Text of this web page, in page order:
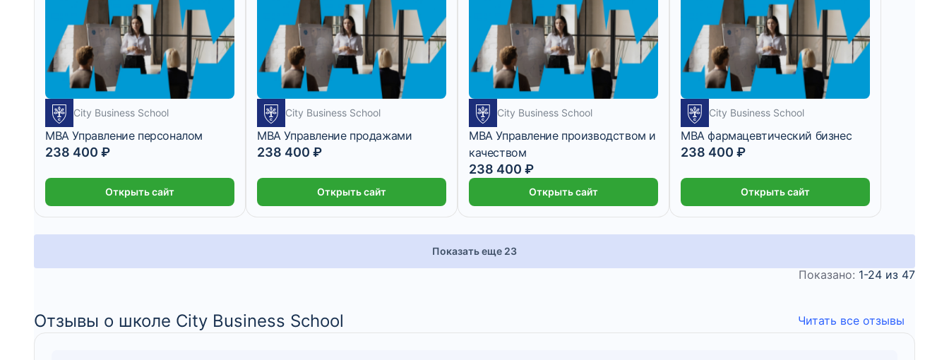
City Business School
MBA Управление персоналом
238 400 ₽
Открыть сайт
City Business School
MBA Управление продажами
238 400 ₽
Открыть сайт
City Business School
MBA Управление производством и
качеством
238 400 ₽
Открыть сайт
City Business School
MBA фармацевтический бизнес
238 400 ₽
Открыть сайт
Показать еще 23
Показано: 1-24 из 47
Отзывы о школе City Business School Читать все отзывы